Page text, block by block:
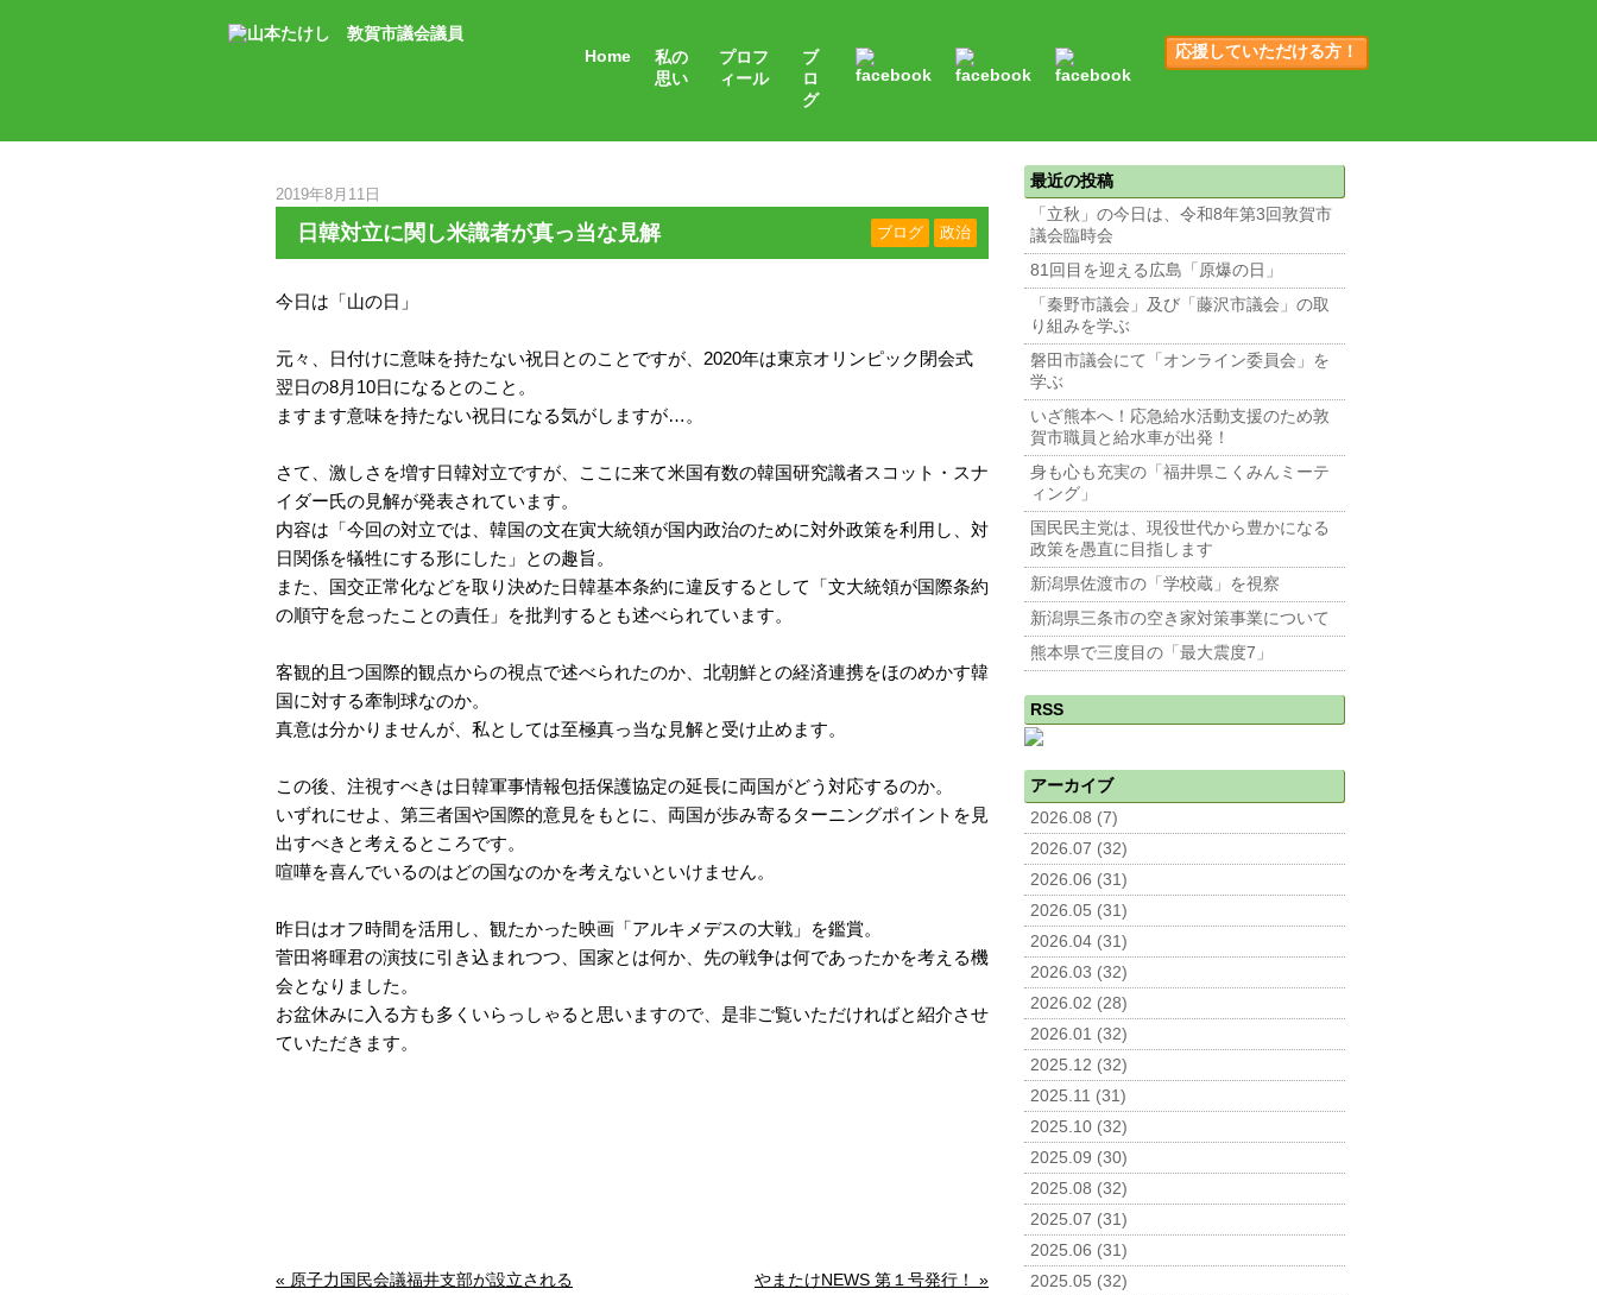
Home
私の
思い
プロフ
ィール
ブ
ロ
グ
応援していただける方！
2019年8月11日
日韓対立に関し米識者が真っ当な見解 ブログ 政治
今日は「山の日」
元々、日付けに意味を持たない祝日とのことですが、2020年は東京オリンピック閉会式
翌日の8月10日になるとのこと。
ますます意味を持たない祝日になる気がしますが…。
さて、激しさを増す日韓対立ですが、ここに来て米国有数の韓国研究識者スコット・スナ
イダー氏の見解が発表されています。
内容は「今回の対立では、韓国の文在寅大統領が国内政治のために対外政策を利用し、対
日関係を犠牲にする形にした」との趣旨。
また、国交正常化などを取り決めた日韓基本条約に違反するとして「文大統領が国際条約
の順守を怠ったことの責任」を批判するとも述べられています。
客観的且つ国際的観点からの視点で述べられたのか、北朝鮮との経済連携をほのめかす韓
国に対する牽制球なのか。
真意は分かりませんが、私としては至極真っ当な見解と受け止めます。
この後、注視すべきは日韓軍事情報包括保護協定の延長に両国がどう対応するのか。
いずれにせよ、第三者国や国際的意見をもとに、両国が歩み寄るターニングポイントを見
出すべきと考えるところです。
喧嘩を喜んでいるのはどの国なのかを考えないといけません。
昨日はオフ時間を活用し、観たかった映画「アルキメデスの大戦」を鑑賞。
菅田将暉君の演技に引き込まれつつ、国家とは何か、先の戦争は何であったかを考える機
会となりました。
お盆休みに入る方も多くいらっしゃると思いますので、是非ご覧いただければと紹介させ
ていただきます。
« 原子力国民会議福井支部が設立される やまたけNEWS 第１号発行！ »
最近の投稿
「立秋」の今日は、令和8年第3回敦賀市
議会臨時会
81回目を迎える広島「原爆の日」
「秦野市議会」及び「藤沢市議会」の取
り組みを学ぶ
磐田市議会にて「オンライン委員会」を
学ぶ
いざ熊本へ！応急給水活動支援のため敦
賀市職員と給水車が出発！
身も心も充実の「福井県こくみんミーテ
ィング」
国民民主党は、現役世代から豊かになる
政策を愚直に目指します
新潟県佐渡市の「学校蔵」を視察
新潟県三条市の空き家対策事業について
熊本県で三度目の「最大震度7」
RSS
アーカイブ
2026.08 (7)
2026.07 (32)
2026.06 (31)
2026.05 (31)
2026.04 (31)
2026.03 (32)
2026.02 (28)
2026.01 (32)
2025.12 (32)
2025.11 (31)
2025.10 (32)
2025.09 (30)
2025.08 (32)
2025.07 (31)
2025.06 (31)
2025.05 (32)